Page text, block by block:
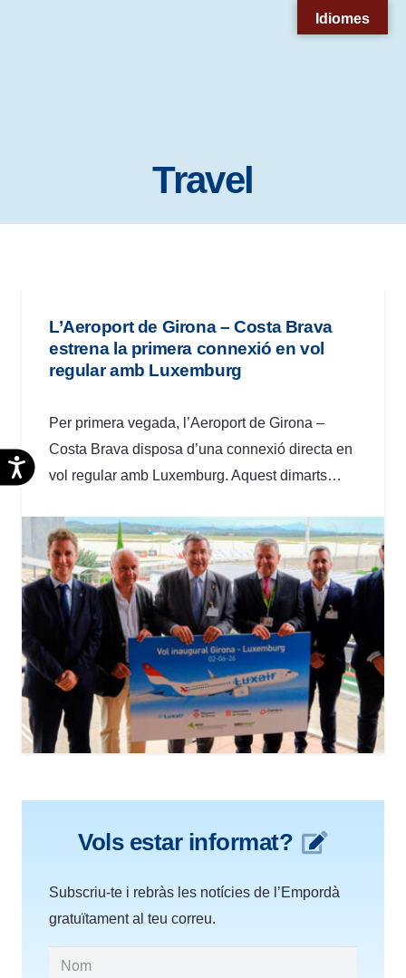
accesibilidad.
Accesibilidad
Travel
L’Aeroport de Girona – Costa Brava
estrena la primera connexió en vol
regular amb Luxemburg
Per primera vegada, l’Aeroport de Girona –
Costa Brava disposa d’una connexió directa en
vol regular amb Luxemburg. Aquest dimarts…
Vols estar informat?
Subscriu-te i rebràs les notícies de l’Empordà
gratuïtament al teu correu.
Idiomes